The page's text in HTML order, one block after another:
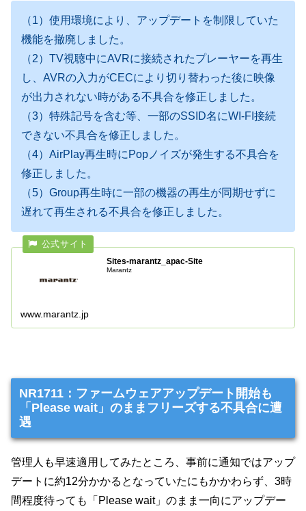
（1）使用環境により、アップデートを制限していた
機能を撤廃しました。
（2）TV視聴中にAVRに接続されたプレーヤーを再生
し、AVRの入力がCECにより切り替わった後に映像
が出力されない時がある不具合を修正しました。
（3）特殊記号を含む等、一部のSSID名にWI-FI接続
できない不具合を修正しました。
（4）AirPlay再生時にPopノイズが発生する不具合を
修正しました。
（5）Group再生時に一部の機器の再生が同期せずに
遅れて再生される不具合を修正しました。
Sites-marantz_apac-Site
Marantz
www.marantz.jp
NR1711：ファームウェアアップデート開始も
「Please wait」のままフリーズする不具合に遭
遇
管理人も早速適用してみたところ、事前に通知ではアップ
デートに約12分かかるとなっていたにもかかわらず、3時
間程度待っても「Please wait」のまま一向にアップデー